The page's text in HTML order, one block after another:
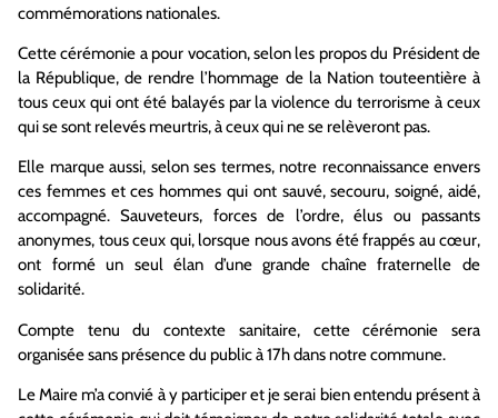
commémorations nationales.
Cette cérémonie a pour vocation, selon les propos du Président de
la République, de rendre l’hommage de la Nation touteentière à
tous ceux qui ont été balayés par la violence du terrorisme à ceux
qui se sont relevés meurtris, à ceux qui ne se relèveront pas.
Elle marque aussi, selon ses termes, notre reconnaissance envers
ces femmes et ces hommes qui ont sauvé, secouru, soigné, aidé,
accompagné. Sauveteurs, forces de l’ordre, élus ou passants
anonymes, tous ceux qui, lorsque nous avons été frappés au cœur,
ont formé un seul élan d’une grande chaîne fraternelle de
solidarité.
Compte tenu du contexte sanitaire, cette cérémonie sera
organisée sans présence du public à 17h dans notre commune.
Le Maire m’a convié à y participer et je serai bien entendu présent à